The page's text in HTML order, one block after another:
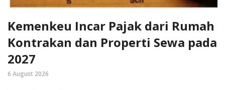
Kemenkeu Incar Pajak dari Rumah
Kontrakan dan Properti Sewa pada
2027
6 August 2026